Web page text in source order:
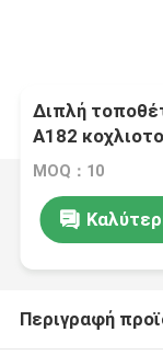
Διπλή
A182
MOQ：10
Περιγραφή